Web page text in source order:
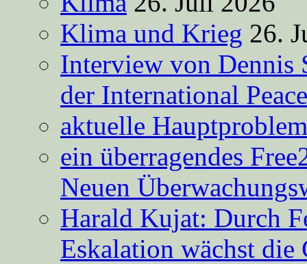
Klima und Krieg 26.
Interview von Dennis
der International
aktuelle
ein überragendes
Neuen
Harald Kujat: Durch
Eskalation wächst die